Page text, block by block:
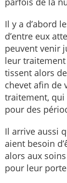
Il y a d’abord
d’entre eux
peuvent venir
leur
tissent alors
chevet afin de
traitement, qui
pour des
Il arrive aussi
aient besoin
alors aux
pour leur